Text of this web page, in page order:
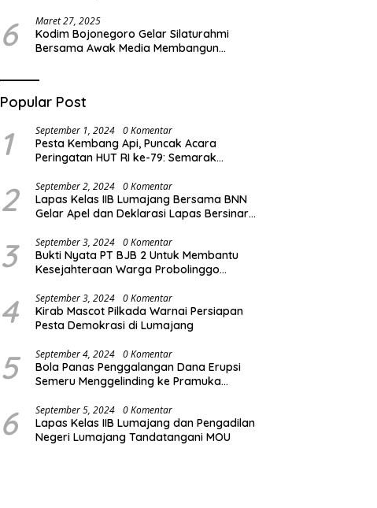
6 Maret 27, 2025
Kodim Bojonegoro Gelar Silaturahmi
Bersama Awak Media Membangun
Popular Post
1 September 1, 2024 0 Komentar
Pesta Kembang Api, Puncak Acara
Peringatan HUT RI ke-79: Semarak
2 September 2, 2024 0 Komentar
Lapas Kelas IIB Lumajang Bersama BNN
Gelar Apel dan Deklarasi Lapas Bersinar
3 September 3, 2024 0 Komentar
Bukti Nyata PT BJB 2 Untuk Membantu
Kesejahteraan Warga Probolinggo
4 September 3, 2024 0 Komentar
Kirab Mascot Pilkada Warnai Persiapan
Pesta Demokrasi di Lumajang
5 September 4, 2024 0 Komentar
Bola Panas Penggalangan Dana Erupsi
Semeru Menggelinding ke Pramuka
6 September 5, 2024 0 Komentar
Lapas Kelas IIB Lumajang dan Pengadilan
Negeri Lumajang Tandatangani MOU